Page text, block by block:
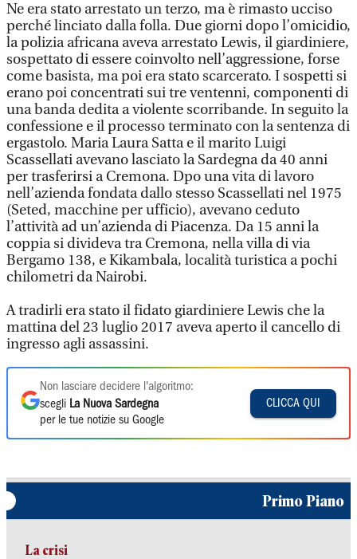
Ne era stato arrestato un terzo, ma è rimasto ucciso
perché linciato dalla folla. Due giorni dopo l’omicidio,
la polizia africana aveva arrestato Lewis, il giardiniere,
sospettato di essere coinvolto nell’aggressione, forse
come basista, ma poi era stato scarcerato. I sospetti si
erano poi concentrati sui tre ventenni, componenti di
una banda dedita a violente scorribande. In seguito la
confessione e il processo terminato con la sentenza di
ergastolo. Maria Laura Satta e il marito Luigi
Scassellati avevano lasciato la Sardegna da 40 anni
per trasferirsi a Cremona. Dpo una vita di lavoro
nell’azienda fondata dallo stesso Scassellati nel 1975
(Seted, macchine per ufficio), avevano ceduto
l’attività ad un’azienda di Piacenza. Da 15 anni la
coppia si divideva tra Cremona, nella villa di via
Bergamo 138, e Kikambala, località turistica a pochi
chilometri da Nairobi.
A tradirli era stato il fidato giardiniere Lewis che la
mattina del 23 luglio 2017 aveva aperto il cancello di
ingresso agli assassini.
Non lasciare decidere l'algoritmo:
scegli La Nuova Sardegna
per le tue notizie su Google
CLICCA QUI
Primo Piano
La crisi